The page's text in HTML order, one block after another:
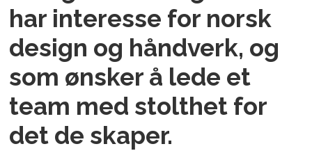
har interesse for norsk
design og håndverk, og
som ønsker å lede et
team med stolthet for
det de skaper.